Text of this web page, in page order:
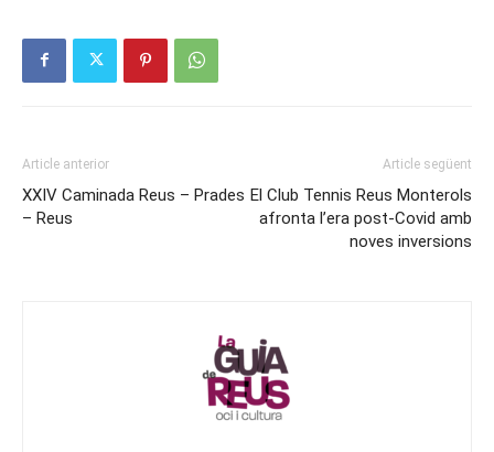
Article anterior
XXIV Caminada Reus – Prades
– Reus
Article següent
El Club Tennis Reus Monterols
afronta l’era post-Covid amb
noves inversions